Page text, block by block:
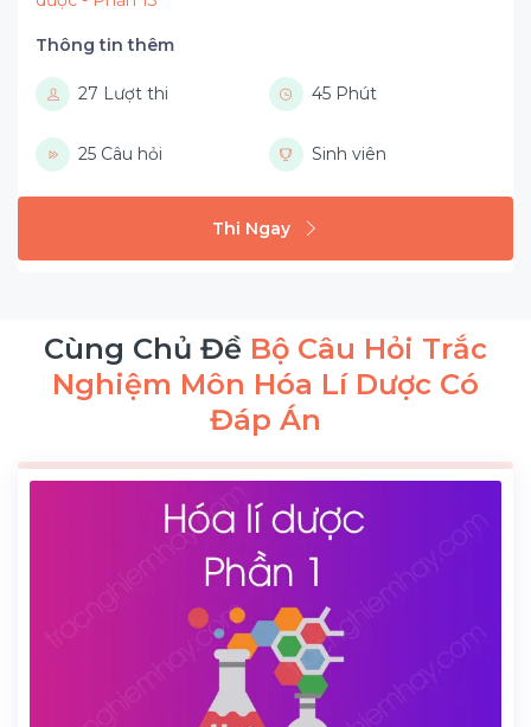
Thông tin thêm
27 Lượt thi 45 Phút
25 Câu hỏi Sinh viên
Thi Ngay
Cùng Chủ Đề Bộ Câu Hỏi Trắc
Nghiệm Môn Hóa Lí Dược Có
Đáp Án